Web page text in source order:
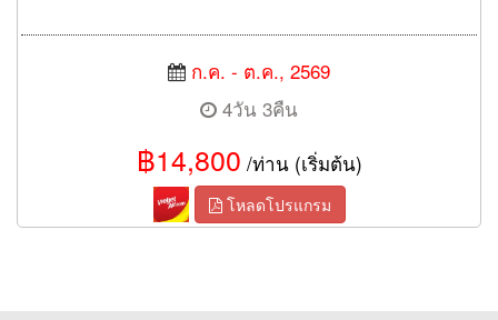
ก.ค. - ต.ค., 2569
4วัน 3คืน
฿14,800 /ท่าน (เริ่มต้น)
โหลดโปรแกรม